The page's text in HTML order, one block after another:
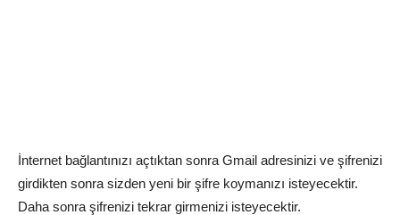
İnternet bağlantınızı açtıktan sonra Gmail adresinizi ve şifrenizi
girdikten sonra sizden yeni bir şifre koymanızı isteyecektir.
Daha sonra şifrenizi tekrar girmenizi isteyecektir.